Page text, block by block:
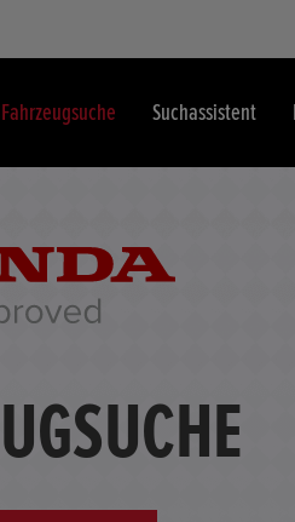
Fahrzeugsuche Suchassistent